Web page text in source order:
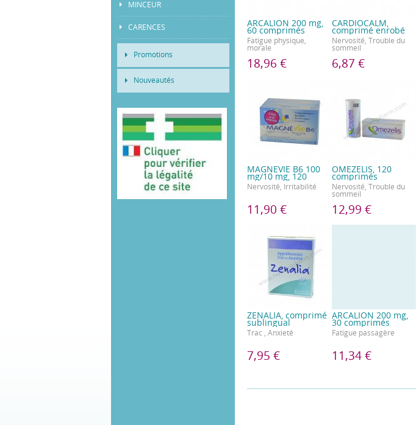
MINCEUR
CARENCES
Promotions
Nouveautés
ARCALION 200 mg,
60 comprimés
Fatigue physique,
morale
18,96 €
CARDIOCALM,
comprimé enrobé
Nervosité, Trouble du
sommeil
6,87 €
MAGNEVIE B6 100
mg/10 mg, 120
Nervosité, Irritabilité
11,90 €
OMEZELIS, 120
comprimés
Nervosité, Trouble du
sommeil
12,99 €
ZENALIA, comprimé
sublingual
Trac , Anxieté
7,95 €
ARCALION 200 mg,
30 comprimés
Fatigue passagère
11,34 €